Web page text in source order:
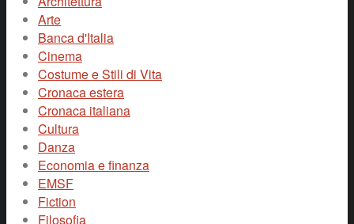
Arte
Banca d'Italia
Cinema
Costume e Stili di Vita
Cronaca estera
Cronaca italiana
Cultura
Danza
Economia e finanza
EMSF
Fiction
Filosofia